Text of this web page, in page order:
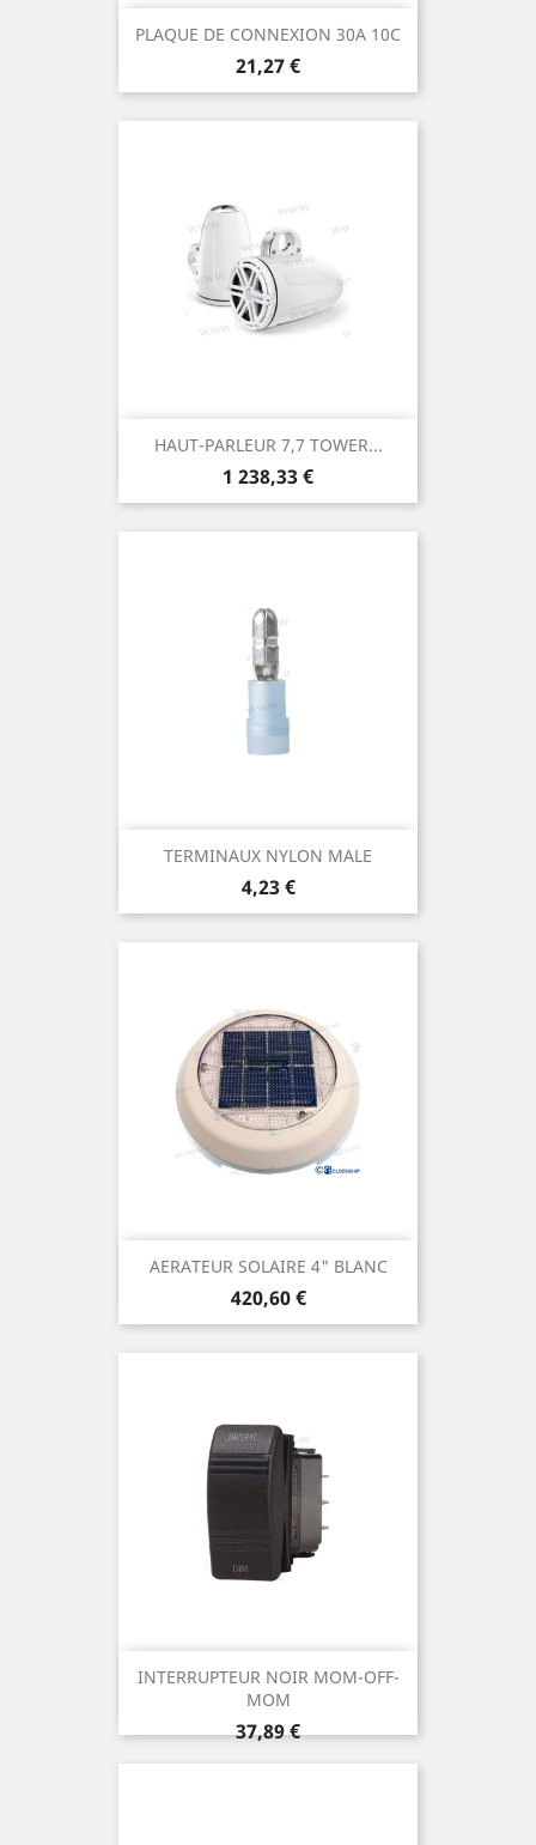
PLAQUE DE CONNEXION 30A 10C
Prix
21,27 €
HAUT-PARLEUR 7,7 TOWER...
Prix
1 238,33 €
TERMINAUX NYLON MALE
Prix
4,23 €
AERATEUR SOLAIRE 4" BLANC
Prix
420,60 €
INTERRUPTEUR NOIR MOM-OFF-
MOM
Prix
37,89 €